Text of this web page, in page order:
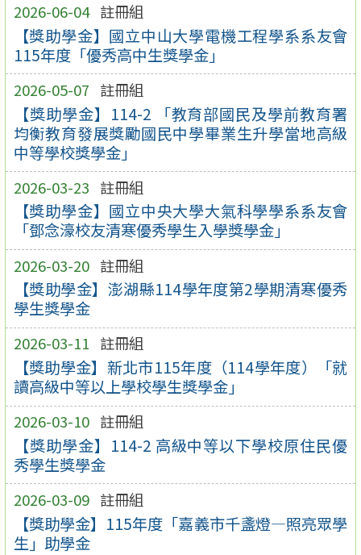
2026-06-04 註冊組
【獎助學金】國立中山大學電機工程學系系友會
115年度「優秀高中生獎學金」
2026-05-07 註冊組
【獎助學金】114-2 「教育部國民及學前教育署
均衡教育發展獎勵國民中學畢業生升學當地高級
中等學校獎學金」
2026-03-23 註冊組
【獎助學金】國立中央大學大氣科學學系系友會
「鄧念濠校友清寒優秀學生入學獎學金」
2026-03-20 註冊組
【獎助學金】澎湖縣114學年度第2學期清寒優秀
學生獎學金
2026-03-11 註冊組
【獎助學金】新北市115年度（114學年度）「就
讀高級中等以上學校學生獎學金」
2026-03-10 註冊組
【獎助學金】114-2 高級中等以下學校原住民優
秀學生獎學金
2026-03-09 註冊組
【獎助學金】115年度「嘉義市千盞燈—照亮眾學
生」助學金